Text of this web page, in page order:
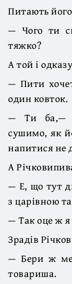
Питають
— Чого ти
тяжко?
А той і
— Пити
один ковток.
— Ти ба,—
сушимо, як
напитися не
А
— Е, що тут
з царівною
— Так оце ж я
Зрадів
— Бери ж
товариша.